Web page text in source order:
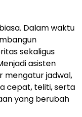
Dalam waktu
sekaligus
asisten
mengatur jadwal,
cepat, teliti, serta
yang berubah